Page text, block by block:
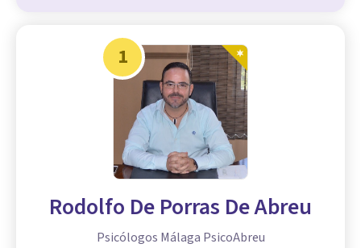
1
Rodolfo De Porras De Abreu
Psicólogos Málaga PsicoAbreu